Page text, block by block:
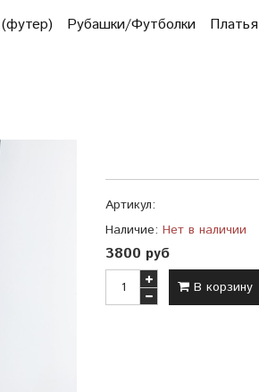
Рубашки/Футболки Платья
Артикул:
Наличие: Нет в наличии
3800 руб
В корзину